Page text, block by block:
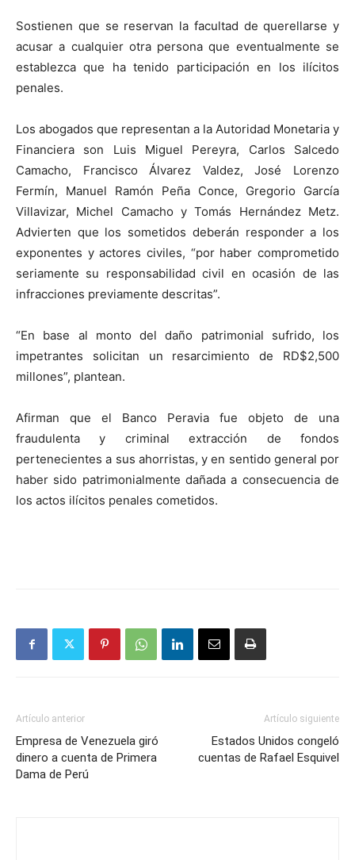
Sostienen que se reservan la facultad de querellarse y
acusar a cualquier otra persona que eventualmente se
establezca que ha tenido participación en los ilícitos
penales.
Los abogados que representan a la Autoridad Monetaria y
Financiera son Luis Miguel Pereyra, Carlos Salcedo
Camacho, Francisco Álvarez Valdez, José Lorenzo
Fermín, Manuel Ramón Peña Conce, Gregorio García
Villavizar, Michel Camacho y Tomás Hernández Metz.
Advierten que los sometidos deberán responder a los
exponentes y actores civiles, “por haber comprometido
seriamente su responsabilidad civil en ocasión de las
infracciones previamente descritas”.
“En base al monto del daño patrimonial sufrido, los
impetrantes solicitan un resarcimiento de RD$2,500
millones”, plantean.
Afirman que el Banco Peravia fue objeto de una
fraudulenta y criminal extracción de fondos
pertenecientes a sus ahorristas, y en sentido general por
haber sido patrimonialmente dañada a consecuencia de
los actos ilícitos penales cometidos.
Artículo anterior
Empresa de Venezuela giró
dinero a cuenta de Primera
Dama de Perú
Artículo siguiente
Estados Unidos congeló
cuentas de Rafael Esquivel